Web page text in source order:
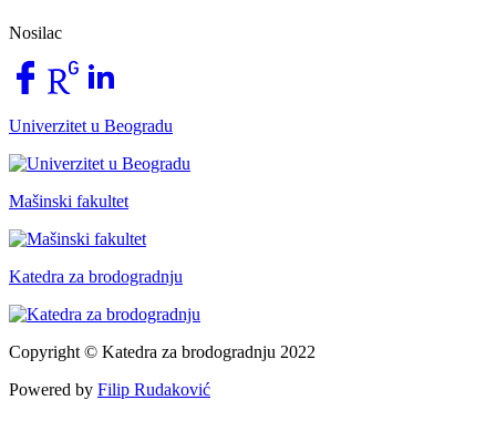
Nosilac
Univerzitet u Beogradu
Mašinski fakultet
Katedra za brodogradnju
Copyright © Katedra za brodogradnju 2022
Powered by Filip Rudaković